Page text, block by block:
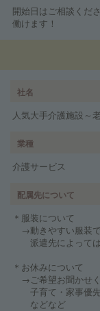
開始日はご相談く
働けます！
社名
人気大手介護施設～
業種
介護サービス
配属先について
＊服装について
→動きやすい服装
派遣先によっては
＊お休みについて
→ご希望お聞かせく
子育て・家事優先
などなど